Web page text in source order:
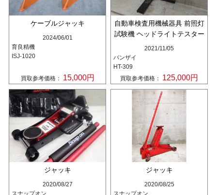
ケーブルジャッキ
2024/06/01
育良精機
ISJ-1020
買取参考価格： 15,000円
自動車検査用機械器具 前照灯
試験機 ヘッドライトテスター
2021/11/05
バンザイ
HT-309
買取参考価格： 125,000円
ジャッキ
2020/08/27
スナップオン
ジャッキ
2020/08/25
スナップオン